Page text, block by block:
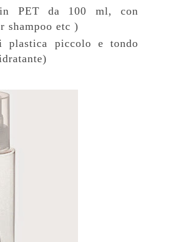
PET da 100 ml, con
shampoo etc )
plastica piccolo e tondo